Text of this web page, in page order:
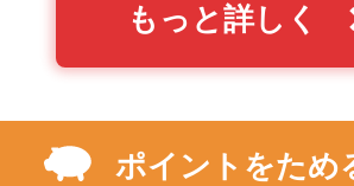
もっと詳しく
ポイントをため